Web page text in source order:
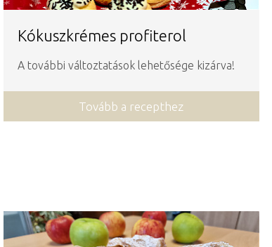
Kókuszkrémes profiterol
A további változtatások lehetősége kizárva!
Tovább a recepthez